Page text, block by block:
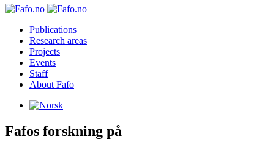
Publications
Research areas
Projects
Events
Staff
About Fafo
Fafos forskning på